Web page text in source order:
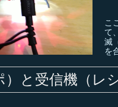
こ
て
滅
を
）と受信機（レ